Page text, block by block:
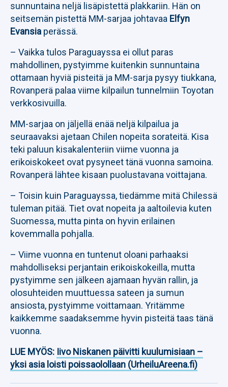
sunnuntaina neljä lisäpistettä plakkariin. Hän on
seitsemän pistettä MM-sarjaa johtavaa Elfyn
Evansia perässä.
– Vaikka tulos Paraguayssa ei ollut paras
mahdollinen, pystyimme kuitenkin sunnuntaina
ottamaan hyviä pisteitä ja MM-sarja pysyy tiukkana,
Rovanperä palaa viime kilpailun tunnelmiin Toyotan
verkkosivuilla.
MM-sarjaa on jäljellä enää neljä kilpailua ja
seuraavaksi ajetaan Chilen nopeita sorateitä. Kisa
teki paluun kisakalenteriin viime vuonna ja
erikoiskokeet ovat pysyneet tänä vuonna samoina.
Rovanperä lähtee kisaan puolustavana voittajana.
– Toisin kuin Paraguayssa, tiedämme mitä Chilessä
tuleman pitää. Tiet ovat nopeita ja aaltoilevia kuten
Suomessa, mutta pinta on hyvin erilainen
kovemmalla pohjalla.
– Viime vuonna en tuntenut oloani parhaaksi
mahdolliseksi perjantain erikoiskokeilla, mutta
pystyimme sen jälkeen ajamaan hyvän rallin, ja
olosuhteiden muuttuessa sateen ja sumun
ansiosta, pystyimme voittamaan. Yritämme
kaikkemme saadaksemme hyvin pisteitä taas tänä
vuonna.
LUE MYÖS: Iivo Niskanen päivitti kuulumisiaan –
yksi asia loisti poissaolollaan (UrheiluAreena.fi)